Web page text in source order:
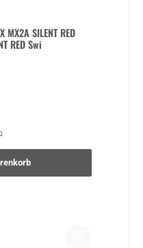
SILENT RED
SILENT RED Swi